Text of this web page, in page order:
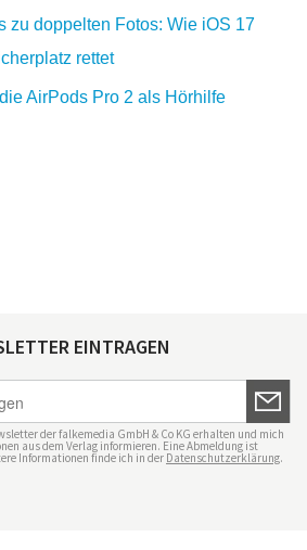
zu doppelten Fotos: Wie iOS 17
rettet
AirPods Pro 2 als Hörhilfe
EINTRAGEN
der falkemedia GmbH & Co KG erhalten und mich
aus dem Verlag informieren. Eine Abmeldung ist
Informationen finde ich in der Datenschutzerklärung.